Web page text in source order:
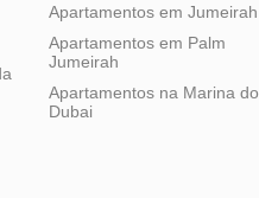
Apartamentos em Jumeirah
Apartamentos em Palm
Jumeirah
Apartamentos na Marina do
Dubai